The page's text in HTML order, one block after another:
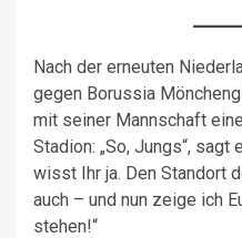
Nach der erneuten
gegen Borussia
mit seiner Mannschaft
Stadion: „So, Jungs“, sagt
wisst Ihr ja. Den Standort
auch – und nun zeige ich
stehen!“